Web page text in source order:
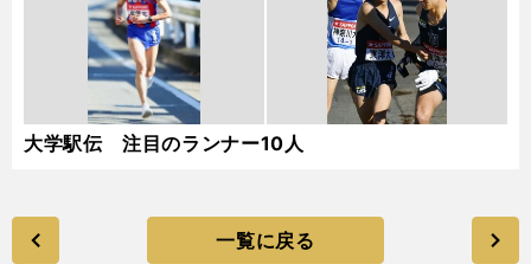
大学駅伝 注目のランナー10人
一覧に戻る